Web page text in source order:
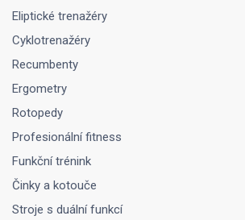
Eliptické trenažéry
Cyklotrenažéry
Recumbenty
Ergometry
Rotopedy
Profesionální fitness
Funkční trénink
Činky a kotouče
Stroje s duální funkcí